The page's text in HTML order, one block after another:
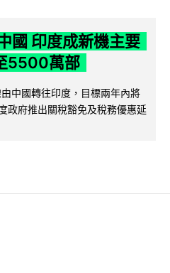
國 印度成新機主要
5500萬部
中國轉往印度，目標兩年內將
政府推出關稅豁免及稅務優惠延